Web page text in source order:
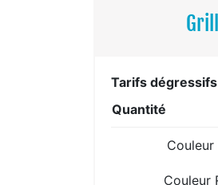
Tarifs
Quantité
Couleur
Couleur